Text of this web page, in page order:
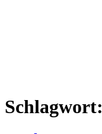
Schlagwort: